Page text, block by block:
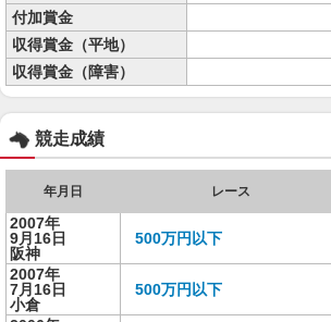
付加賞金
収得賞金（平地）
収得賞金（障害）
競走成績
年月日 レース
2007年
9月16日
阪神
500万円以下
2007年
7月16日
小倉
500万円以下